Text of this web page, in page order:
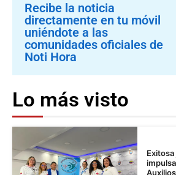
Recibe la noticia
directamente en tu móvil
uniéndote a las
comunidades oficiales de
Noti Hora
Lo más visto